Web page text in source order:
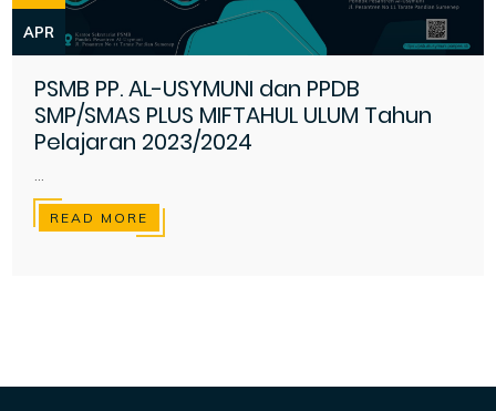
APR
PSMB PP. AL-USYMUNI dan PPDB
SMP/SMAS PLUS MIFTAHUL ULUM Tahun
Pelajaran 2023/2024
...
READ MORE